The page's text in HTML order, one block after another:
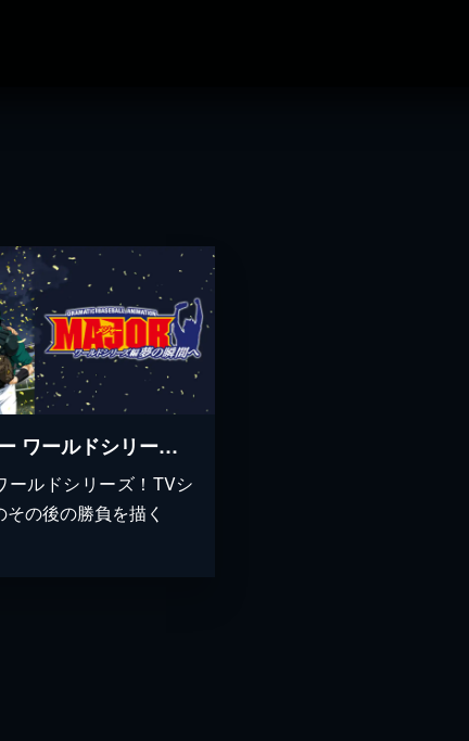
メジャー ワールドシリーズ編 夢の瞬間へ
ールドシリーズ！TVシ
その後の勝負を描く